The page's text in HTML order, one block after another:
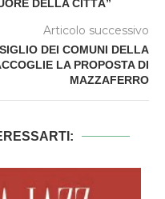
DELLA CITTÀ”
Articolo successivo
DEI COMUNI DELLA
LA PROPOSTA DI
MAZZAFERRO